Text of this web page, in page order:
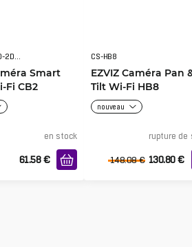
CS-CB2-R100-2D2WF-BK
Smart
Fi CB2
en stock
61.58 €
CS-HB8
EZVIZ Caméra Pan
Tilt Wi-Fi HB8
nouveau
rupture de
148.08 € 130.80 €